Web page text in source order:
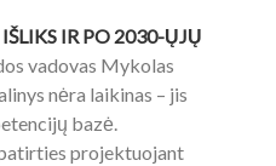
IR PO 2030-ŲJŲ
vadovas Mykolas
nėra laikinas – jis
bazė.
projektuojant